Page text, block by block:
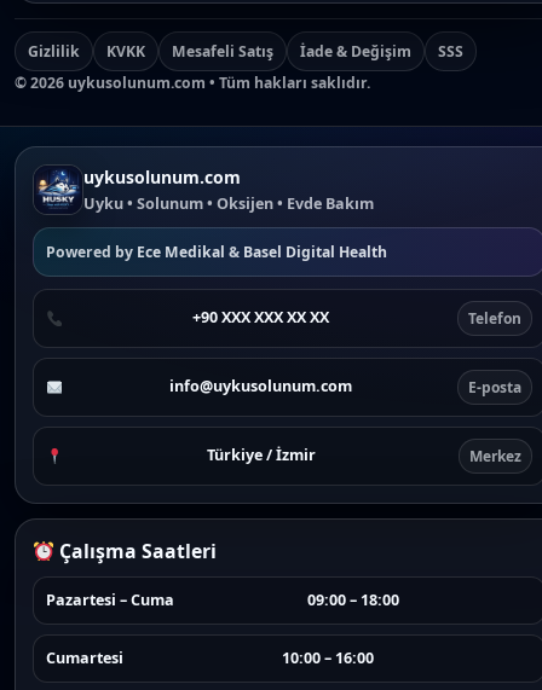
Gizlilik KVKK Mesafeli Satış İade & Değişim
SSS
©2026 uykusolunum.com • Tüm hakları saklıdır.
uykusolunum.com
Uyku • Solunum • Oksijen • Evde Bakım
Powered by Ece Medikal & Basel Digital Health
+90 XXX XXX XX XX Telefon
info@uykusolunum.com E-posta
Türkiye / İzmir Merkez
Çalışma Saatleri
Pazartesi – Cuma 09:00 – 18:00
Cumartesi 10:00 – 16:00